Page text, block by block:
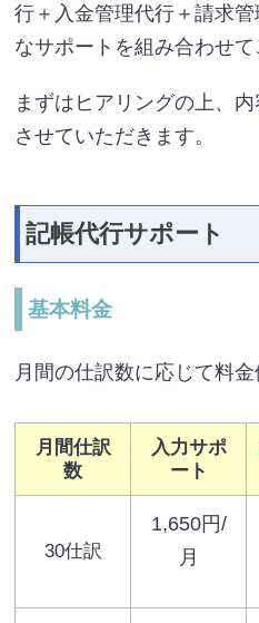
行＋入金管理代行＋請求
なサポートを組み合わせて
まずはヒアリングの上、
させていただきます。
記帳代行サポート
基本料金
月間の仕訳数に応じて料金
月間仕訳
数
入力サポ
ート
30仕訳
1,650円/
月